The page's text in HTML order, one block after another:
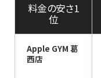
料金の安さ1
位
Apple GYM 葛
西店